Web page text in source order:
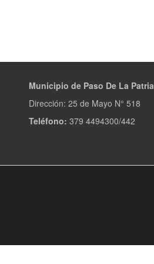
Municipio de Paso De La Patria
Dirección: 25 de Mayo N° 518
Teléfono: 379 4494300/442